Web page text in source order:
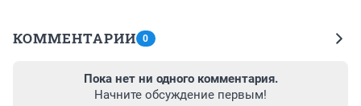
КОММЕНТАРИИ 0
Пока нет ни одного комментария.
Начните обсуждение первым!